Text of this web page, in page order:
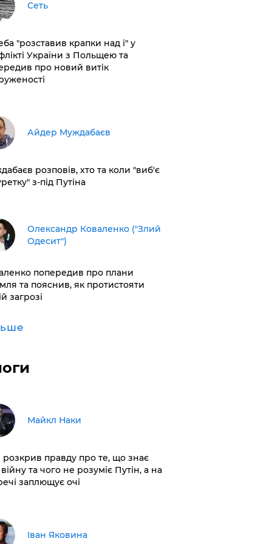
Сеть
"розставив крапки над і" у
України з Польщею та
про новий витік
Айдер Муждабаєв
розповів, хто та коли "виб'є
з-під Путіна
Олександр Коваленко ("Злий
Одесит")
попередив про плани
та пояснив, як протистояти
загрозі
Майкл Наки
розкрив правду про те, що знає
та чого не розуміє Путін, а на
заплющує очі
Іван Яковина